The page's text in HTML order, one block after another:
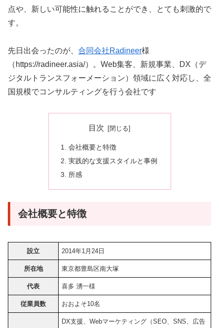
点や、新しい可能性に触れることができ、とても刺激的で
す。
先日出会ったのが、 合同会社Radineer様
（https://radineer.asia/）。Web集客、新規事業、DX（デ
ジタルトランスフォーメーション）領域に広く対応し、全
国規模でコンサルティングを行う会社です
目次
会社概要と特徴
実践的な支援スタイルと事例
所感
会社概要と特徴
設立 2014年1月24日
所在地 東京都豊島区南大塚
代表 喜多 湧一様
従業員数 おおよそ10名
DX支援、Webマーケティング（SEO、SNS、広告